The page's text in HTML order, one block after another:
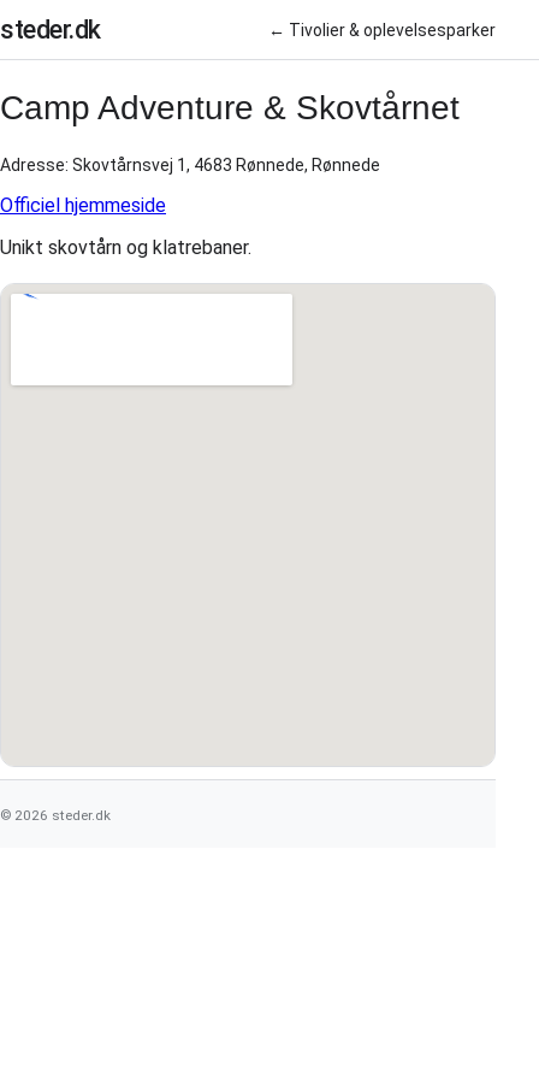
steder.dk ← Tivolier & oplevelsesparker
Camp Adventure & Skovtårnet
Adresse: Skovtårnsvej 1, 4683 Rønnede, Rønnede
Officiel hjemmeside
Unikt skovtårn og klatrebaner.
© 2026 steder.dk